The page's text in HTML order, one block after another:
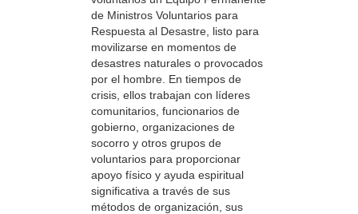
de Ministros Voluntarios para
Respuesta al Desastre, listo para
movilizarse en momentos de
desastres naturales o provocados
por el hombre. En tiempos de
crisis, ellos trabajan con líderes
comunitarios, funcionarios de
gobierno, organizaciones de
socorro y otros grupos de
voluntarios para proporcionar
apoyo físico y ayuda espiritual
significativa a través de sus
métodos de organización, sus